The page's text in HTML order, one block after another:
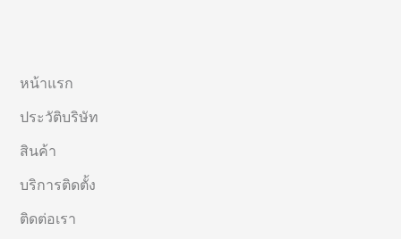
หน้าแรก
ประวัติบริษัท
สินค้า
บริการติดตั้ง
ติดต่อเรา